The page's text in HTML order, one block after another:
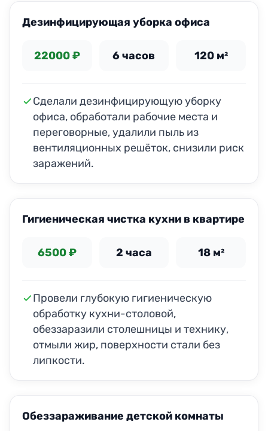
Дезинфицирующая уборка офиса
22000 ₽ 6 часов 120 м²
Сделали дезинфицирующую уборку
офиса, обработали рабочие места и
переговорные, удалили пыль из
вентиляционных решёток, снизили риск
заражений.
Гигиеническая чистка кухни в квартире
6500 ₽ 2 часа 18 м²
Провели глубокую гигиеническую
обработку кухни-столовой,
обеззаразили столешницы и технику,
отмыли жир, поверхности стали без
липкости.
Обеззараживание детской комнаты